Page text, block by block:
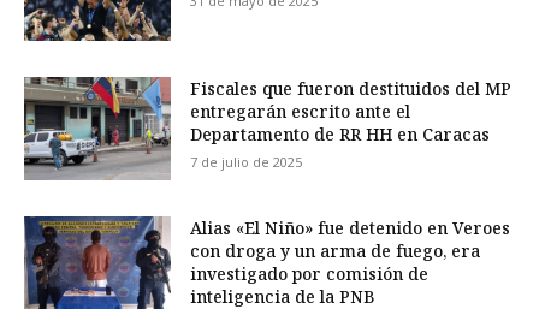
Fiscales que fueron destituidos del MP
entregarán escrito ante el
Departamento de RR HH en Caracas
7 de julio de 2025
Alias «El Niño» fue detenido en Veroes
con droga y un arma de fuego, era
investigado por comisión de
inteligencia de la PNB